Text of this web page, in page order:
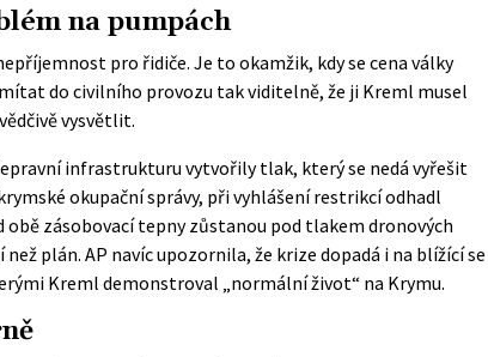
na pumpách
pro řidiče. Je to okamžik, kdy se cena války
do civilního provozu tak viditelně, že ji Kreml musel
vysvětlit.
infrastrukturu vytvořily tlak, který se nedá vyřešit
okupační správy, při vyhlášení restrikcí odhadl
obě zásobovací tepny zůstanou pod tlakem dronových
plán. AP navíc upozornila, že krize dopadá i na blížící se
Kreml demonstroval „normální život“ na Krymu.